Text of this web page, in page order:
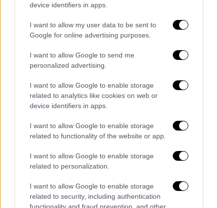
device identifiers in apps.
I want to allow my user data to be sent to
Google for online advertising purposes.
I want to allow Google to send me
personalized advertising.
I want to allow Google to enable storage
related to analytics like cookies on web or
device identifiers in apps.
I want to allow Google to enable storage
related to functionality of the website or app.
I want to allow Google to enable storage
related to personalization.
I want to allow Google to enable storage
related to security, including authentication
functionality and fraud prevention, and other
video